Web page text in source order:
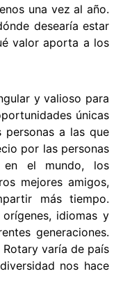
una vez al año.
desearía estar
valor aporta a los
y valioso para
únicas
personas a las que
por las personas
en el mundo, los
mejores amigos,
más tiempo.
idiomas y
generaciones.
varía de país
nos hace